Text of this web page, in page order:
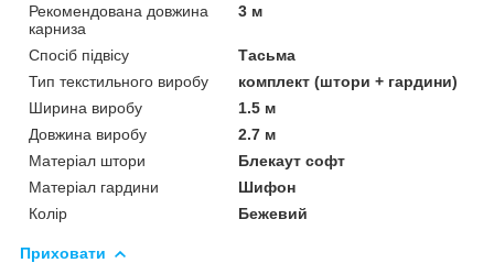
Рекомендована довжина
карниза
3 м
Спосіб підвісу
Тасьма
Тип текстильного виробу
комплект (штори + гардини)
Ширина виробу
1.5 м
Довжина виробу
2.7 м
Матеріал штори
Блекаут софт
Матеріал гардини
Шифон
Колір
Бежевий
Приховати